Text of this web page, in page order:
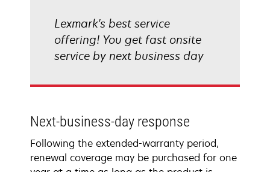
Lexmark's best service
offering! You get fast onsite
service by next business day
Next-business-day response
Following the extended-warranty period,
renewal coverage may be purchased for one